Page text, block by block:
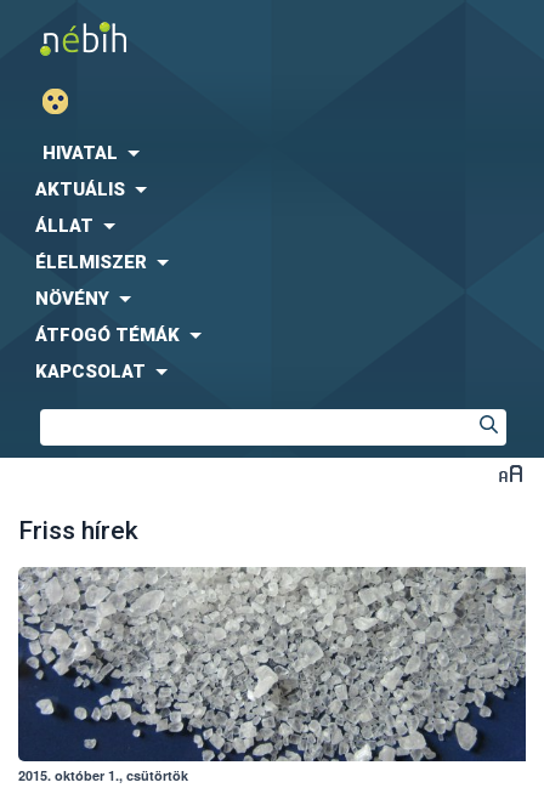
HIVATAL
AKTUÁLIS
ÁLLAT
ÉLELMISZER
NÖVÉNY
ÁTFOGÓ TÉMÁK
KAPCSOLAT
Friss hírek
2015. október 1., csütörtök